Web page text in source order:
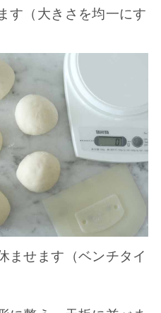
す（大きさを均一にす
ませます（ベンチタイ